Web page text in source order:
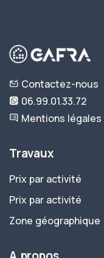
Contactez-nous
06.99.01.33.72
Mentions légales
Travaux
Prix par activité
Prix par activité
Zone géographique